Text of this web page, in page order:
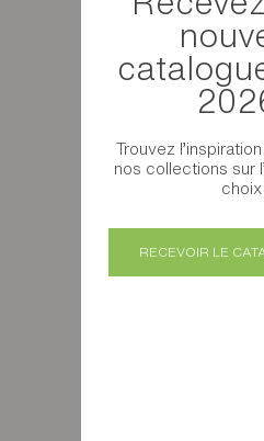
Trouvez
nos collections sur
choix
RECEVOIR LE